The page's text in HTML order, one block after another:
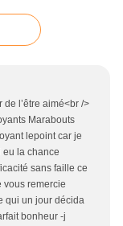
de l’être aimé<br />
Marabouts
lepoint car je
eu la chance
sans faille ce
vous remercie
qui un jour décida
bonheur -j